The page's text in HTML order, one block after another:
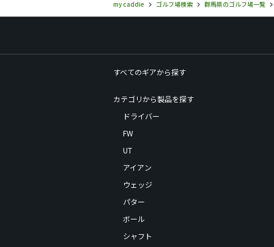
my caddie ゴルフ場検索 群馬県のゴルフ場一覧
すべてのギアから探す
カテゴリから製品を探す
ドライバー
FW
UT
アイアン
ウェッジ
パター
ボール
シャフト